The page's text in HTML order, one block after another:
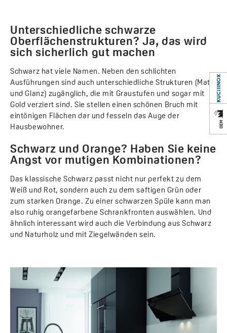
Unterschiedliche schwarze
Oberflächenstrukturen? Ja, das wird
sich sicherlich gut machen
Schwarz hat viele Namen. Neben den schlichten
Ausführungen sind auch unterschiedliche Strukturen (Matt
und Glanz) zugänglich, die mit Graustufen und sogar mit
Gold verziert sind. Sie stellen einen schönen Bruch mit
eintönigen Flächen dar und fesseln das Auge der
Hausbewohner.
Schwarz und Orange? Haben Sie keine
Angst vor mutigen Kombinationen?
Das klassische Schwarz passt nicht nur perfekt zu dem
Weiß und Rot, sondern auch zu dem saftigen Grün oder
zum starken Orange. Zu einer schwarzen Spüle kann man
also ruhig orangefarbene Schrankfronten auswählen. Und
ähnlich interessant wird auch die Verbindung aus Schwarz
und Naturholz und mit Ziegelwänden sein.